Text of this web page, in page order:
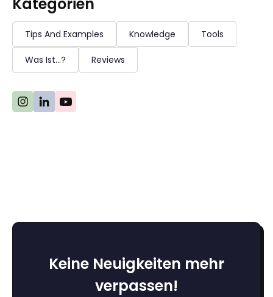
Tips And Examples Knowledge Tools
Was Ist...? Reviews
Keine Neuigkeiten mehr
verpassen!